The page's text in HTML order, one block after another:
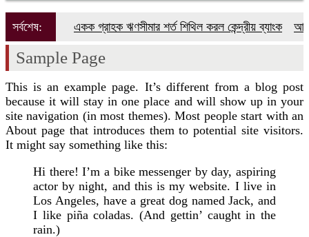
সর্বশেষ: একক গ্রাহক ঋণসীমার শর্ত শিথিল করল কেন্দ্রীয় ব্যাংক আরও ৪
Sample Page
This is an example page. It’s different from a blog post
because it will stay in one place and will show up in your
site navigation (in most themes). Most people start with an
About page that introduces them to potential site visitors.
It might say something like this:
Hi there! I’m a bike messenger by day, aspiring
actor by night, and this is my website. I live in
Los Angeles, have a great dog named Jack, and
I like piña coladas. (And gettin’ caught in the
rain.)